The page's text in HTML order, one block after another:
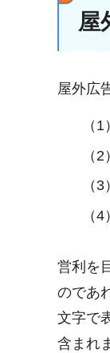
屋
屋外広
（1）
（2）
（3）
（
営利を
のであ
文字で
含まれ